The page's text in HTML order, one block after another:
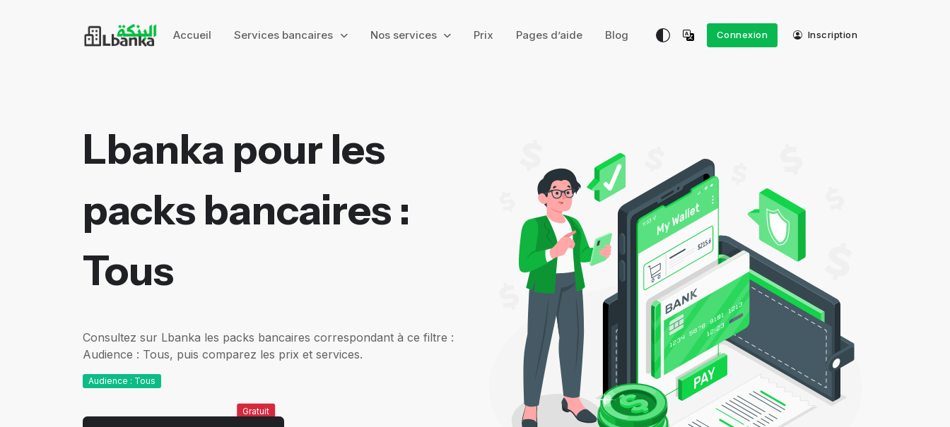
Accueil Services bancaires Nos services Prix Pages d’aide Blog Connexion Inscription
Lbanka pour les
packs bancaires :
Tous
Consultez sur Lbanka les packs bancaires correspondant à ce filtre :
Audience : Tous, puis comparez les prix et services.
Audience : Tous
Gratuit